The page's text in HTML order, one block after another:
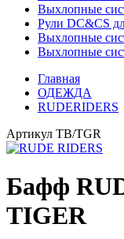
Выхлопные
Рули DC&CS
Выхлопные
Выхлопные
Главная
ОДЕЖДА
RUDERIDERS
Артикул TB/TGR
Бафф
TIGER